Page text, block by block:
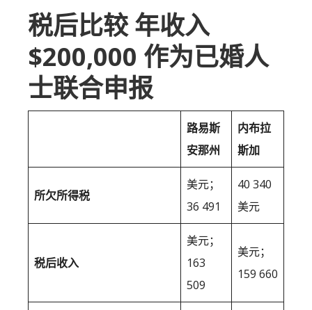
税后比较 年收入
$200,000 作为已婚人
士联合申报
路易斯
安那州
内布拉
斯加
所欠所得税
美元；
36 491
40 340
美元
税后收入
美元；
163
509
美元；
159 660